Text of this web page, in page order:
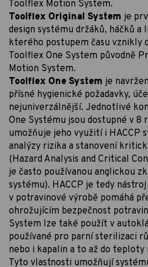
Toolflex Motion System.
Toolflex Original System je
design systému držáků, háčků a
kterého postupem času vznikly
Toolflex One System původně
Motion System.
Toolflex One System je
přísné hygienické požadavky,
nejuniverzálnější. Jednotlivé
One Systému jsou dostupné v 8
umožňuje jeho využití i HACCP
analýzy rizika a stanovení
(Hazard Analysis and Critical
je často používanou anglickou
systému). HACCP je tedy
v potravinové výrobě pomáhá
ohrožujícím bezpečnost
System lze také použít v
používané pro parní sterilizaci
nebo i kapalin a to až do teploty
Tyto vlastnosti umožňují